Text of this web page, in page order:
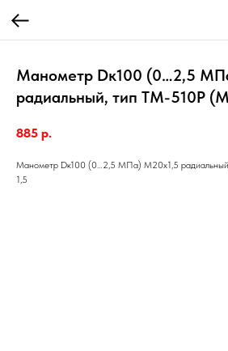
Манометр Dк100 (0…2,5
радиальный, тип ТМ-510Р
885 р.
Манометр Dк100 (0…2,5 МПа) М20х1,5
1,5